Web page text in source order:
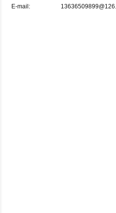
E-mail: